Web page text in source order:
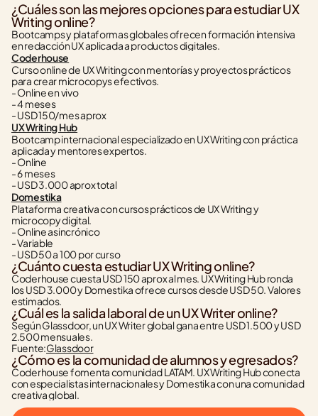
¿Cuáles son las mejores opciones para estudiar UX
Writing online?
Bootcamps y plataformas globales ofrecen formación intensiva
en redacción UX aplicada a productos digitales.
Coderhouse
Curso online de UX Writing con mentorías y proyectos prácticos
para crear microcopys efectivos.
- Online en vivo
- 4 meses
- USD 150/mes aprox
UX Writing Hub
Bootcamp internacional especializado en UX Writing con práctica
aplicada y mentores expertos.
- Online
- 6 meses
- USD 3.000 aprox total
Domestika
Plataforma creativa con cursos prácticos de UX Writing y
microcopy digital.
- Online asincrónico
- Variable
- USD 50 a 100 por curso
¿Cuánto cuesta estudiar UX Writing online?
Coderhouse cuesta USD 150 aprox al mes. UX Writing Hub ronda
los USD 3.000 y Domestika ofrece cursos desde USD 50. Valores
estimados.
¿Cuál es la salida laboral de un UX Writer online?
Según Glassdoor, un UX Writer global gana entre USD 1.500 y USD
2.500 mensuales.
Fuente:Glassdoor
¿Cómo es la comunidad de alumnos y egresados?
Coderhouse fomenta comunidad LATAM. UX Writing Hub conecta
con especialistas internacionales y Domestika con una comunidad
creativa global.